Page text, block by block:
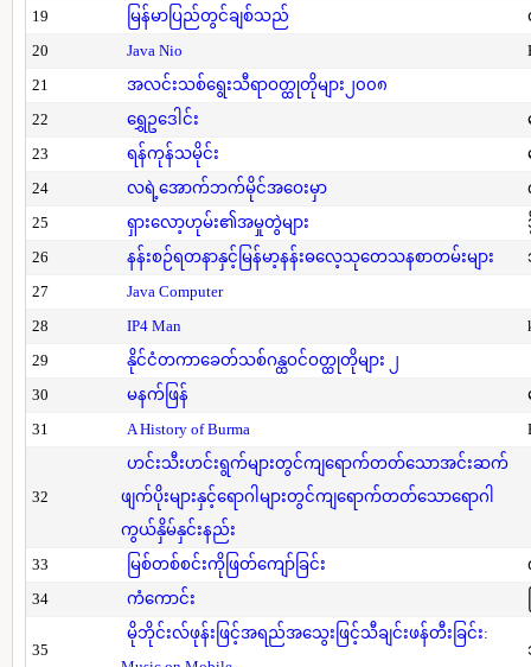
19
မြန်မာပြည်တွင်ချစ်သည်
20
Java Nio
21
အလင်းသစ်ရွေးသီရာဝတ္ထုတိုများ၂၀၀၈
22
ရွှေဥဒေါင်း
23
ရန်ကုန်သမိုင်း
24
လရဲ့အောက်ဘက်မိုင်အဝေးမှာ
25
ရှားလော့ဟုမ်း၏အမှုတွဲများ
26
နန်းစဉ်ရတနာနှင့်မြန်မာ့နန်းဓလေ့သုတေသနစာတမ်းများ
27
Java Computer
28
IP4 Man
29
နိုင်ငံတကာခေတ်သစ်ဂန္ထဝင်ဝတ္ထုတိုများ ၂
30
မနက်ဖြန်
31
A History of Burma
32
ဟင်းသီးဟင်းရွက်များတွင်ကျရောက်တတ်သောအင်းဆက်
ဖျက်ပိုးများနှင့်ရောဂါများတွင်ကျရောက်တတ်သောရောဂါ
ကွယ်နှိမ်နှင်းနည်း
33
မြစ်တစ်စင်းကိုဖြတ်ကျော်ခြင်း
34
ကံကောင်း
35
မိုဘိုင်းလ်ဖုန်းဖြင့်အရည်အသွေးဖြင့်သီချင်းဖန်တီးခြင်း: